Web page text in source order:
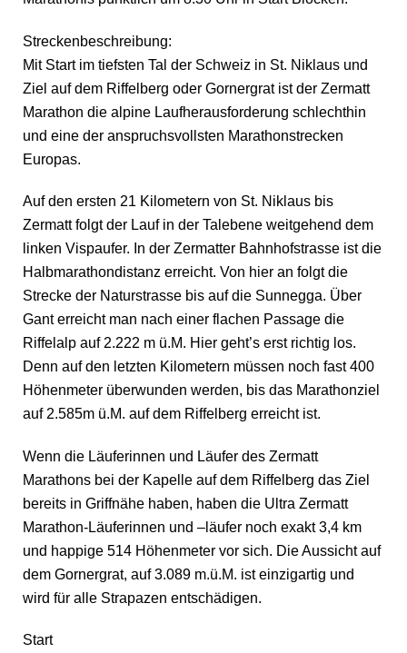
Streckenbeschreibung:
Mit Start im tiefsten Tal der Schweiz in St. Niklaus und
Ziel auf dem Riffelberg oder Gornergrat ist der Zermatt
Marathon die alpine Laufherausforderung schlechthin
und eine der anspruchsvollsten Marathonstrecken
Europas.
Auf den ersten 21 Kilometern von St. Niklaus bis
Zermatt folgt der Lauf in der Talebene weitgehend dem
linken Vispaufer. In der Zermatter Bahnhofstrasse ist die
Halbmarathondistanz erreicht. Von hier an folgt die
Strecke der Naturstrasse bis auf die Sunnegga. Über
Gant erreicht man nach einer flachen Passage die
Riffelalp auf 2.222 m ü.M. Hier geht’s erst richtig los.
Denn auf den letzten Kilometern müssen noch fast 400
Höhenmeter überwunden werden, bis das Marathonziel
auf 2.585m ü.M. auf dem Riffelberg erreicht ist.
Wenn die Läuferinnen und Läufer des Zermatt
Marathons bei der Kapelle auf dem Riffelberg das Ziel
bereits in Griffnähe haben, haben die Ultra Zermatt
Marathon-Läuferinnen und –läufer noch exakt 3,4 km
und happige 514 Höhenmeter vor sich. Die Aussicht auf
dem Gornergrat, auf 3.089 m.ü.M. ist einzigartig und
wird für alle Strapazen entschädigen.
Start